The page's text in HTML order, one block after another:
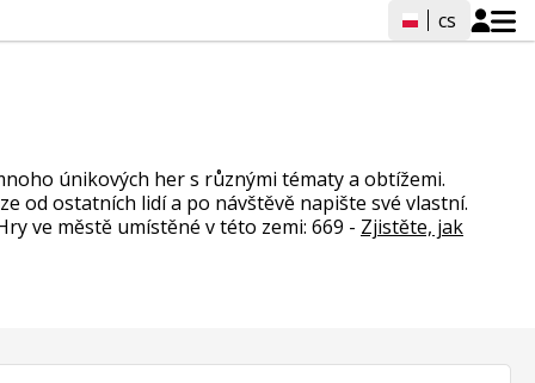
cs
únikových her s různými tématy a obtížemi.
od ostatních lidí a po návštěvě napište své vlastní.
ve městě umístěné v této zemi: 669 - Zjistěte, jak